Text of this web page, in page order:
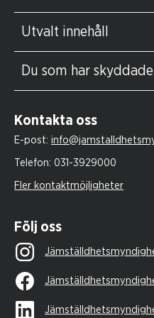
Utvalt innehåll
Du som har
Kontakta oss
E-post:
Telefon: 031-3929000
Fler kontaktmöjligheter
Följ oss